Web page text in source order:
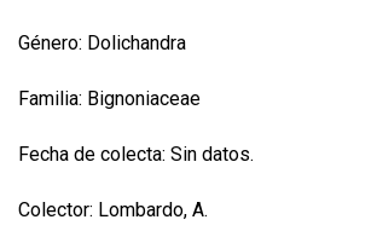
Género: Dolichandra
Familia: Bignoniaceae
Fecha de colecta: Sin datos.
Colector: Lombardo, A.